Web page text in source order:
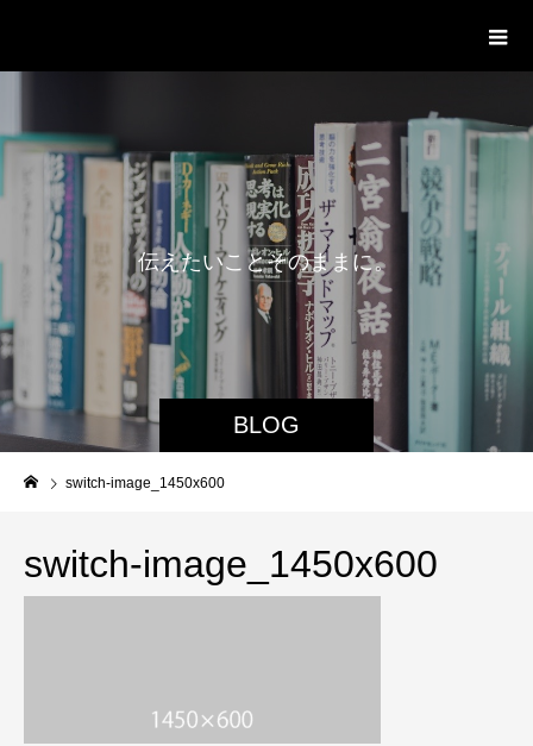
BLOG
伝えたいこ とそのま ま に。
switch-image_1450x600
switch-image_1450x600